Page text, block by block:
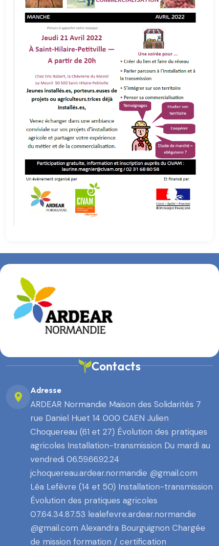
Contacts
Adresse
ARDEAR Normandie Maison des Solidarités 7
rue Daniel Huet 14 000 CAEN Julien
Choquereau (61 et 27) Évolution des pratiques
agricoles Installation-transmission Du mardi au
vendredi 06.59.66.92.24
jchoquereau.ardear.normandie @gmail.com
Léa Lefèvre (14 et 50) Installation-transmission
Évolution des pratiques agricoles
07.64.34.87.53 lealefevre.ardear.normandie
@gmail.com Alexandra Bourguignon Chargée
de mission formation / certification